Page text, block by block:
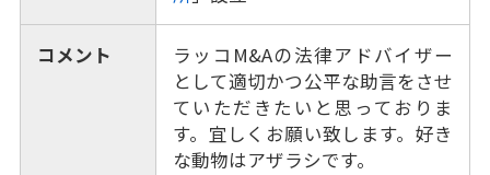
コメント
ラッコM&Aの法律アドバイザー
として適切かつ公平な助言をさせ
ていただきたいと思っておりま
す。宜しくお願い致します。好き
な動物はアザラシです。